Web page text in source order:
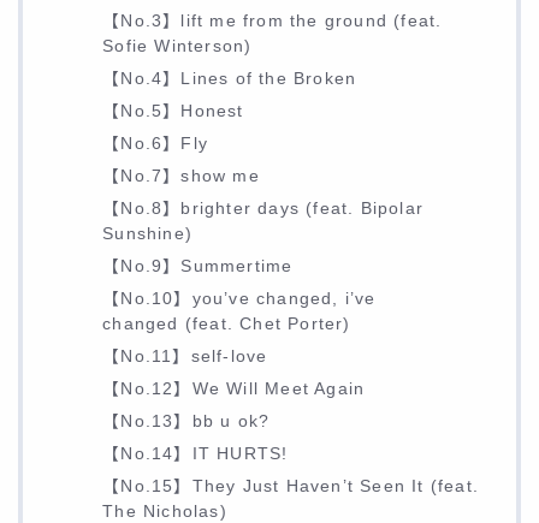
【No.3】lift me from the ground (feat.
Sofie Winterson)
【No.4】Lines of the Broken
【No.5】Honest
【No.6】Fly
【No.7】show me
【No.8】brighter days (feat. Bipolar
Sunshine)
【No.9】Summertime
【No.10】you’ve changed, i’ve
changed (feat. Chet Porter)
【No.11】self-love
【No.12】We Will Meet Again
【No.13】bb u ok?
【No.14】IT HURTS!
【No.15】They Just Haven’t Seen It (feat.
The Nicholas)